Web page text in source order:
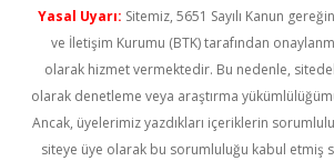
Yasal Uyarı: Sitemiz, 5651 Sayılı Kanun
ve İletişim Kurumu (BTK) tarafından
olarak hizmet vermektedir. Bu nedenle,
olarak denetleme veya araştırma
Ancak, üyelerimiz yazdıkları içeriklerin
siteye üye olarak bu sorumluluğu kabul etmiş